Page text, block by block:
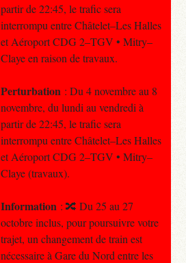
partir de 22:45, le trafic sera
interrompu entre Châtelet–Les Halles
et Aéroport CDG 2–TGV • Mitry–
Claye en raison de travaux.
Perturbation : Du 4 novembre au 8
novembre, du lundi au vendredi à
partir de 22:45, le trafic sera
interrompu entre Châtelet–Les Halles
et Aéroport CDG 2–TGV • Mitry–
Claye (travaux).
Information : 🔀 Du 25 au 27
octobre inclus, pour poursuivre votre
trajet, un changement de train est
nécessaire à Gare du Nord entre les